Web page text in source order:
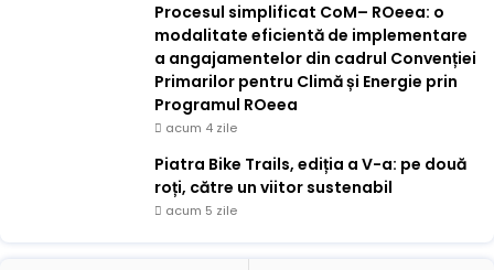
Procesul simplificat CoM– ROeea: o
modalitate eficientă de implementare
a angajamentelor din cadrul Convenției
Primarilor pentru Climă și Energie prin
Programul ROeea
acum 4 zile
Piatra Bike Trails, ediția a V-a: pe două
roți, către un viitor sustenabil
acum 5 zile